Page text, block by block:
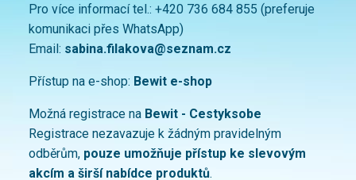
Pro více informací tel.: +420 736 684 855 (preferuje
komunikaci přes WhatsApp)
Email: sabina.filakova@seznam.cz
Přístup na e-shop: Bewit e-shop
Možná registrace na Bewit - Cestyksobe
Registrace nezavazuje k žádným pravidelným
odběrům, pouze umožňuje přístup ke slevovým
akcím a širší nabídce produktů.